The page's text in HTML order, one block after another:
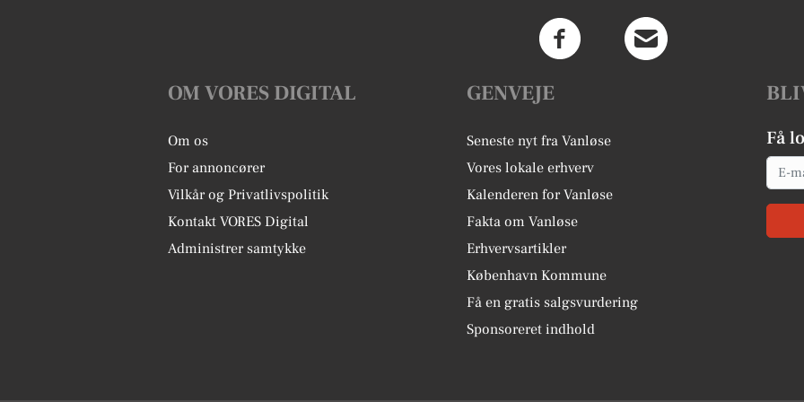
OM VORES DIGITAL
Om os
For annoncører
Vilkår og Privatlivspolitik
Kontakt VORES Digital
Administrer samtykke
GENVEJE
Seneste nyt fra Vanløse
Vores lokale erhverv
Kalenderen for Vanløse
Fakta om Vanløse
Erhvervsartikler
København Kommune
Få en gratis salgsvurdering
Sponsoreret indhold
Få
Email